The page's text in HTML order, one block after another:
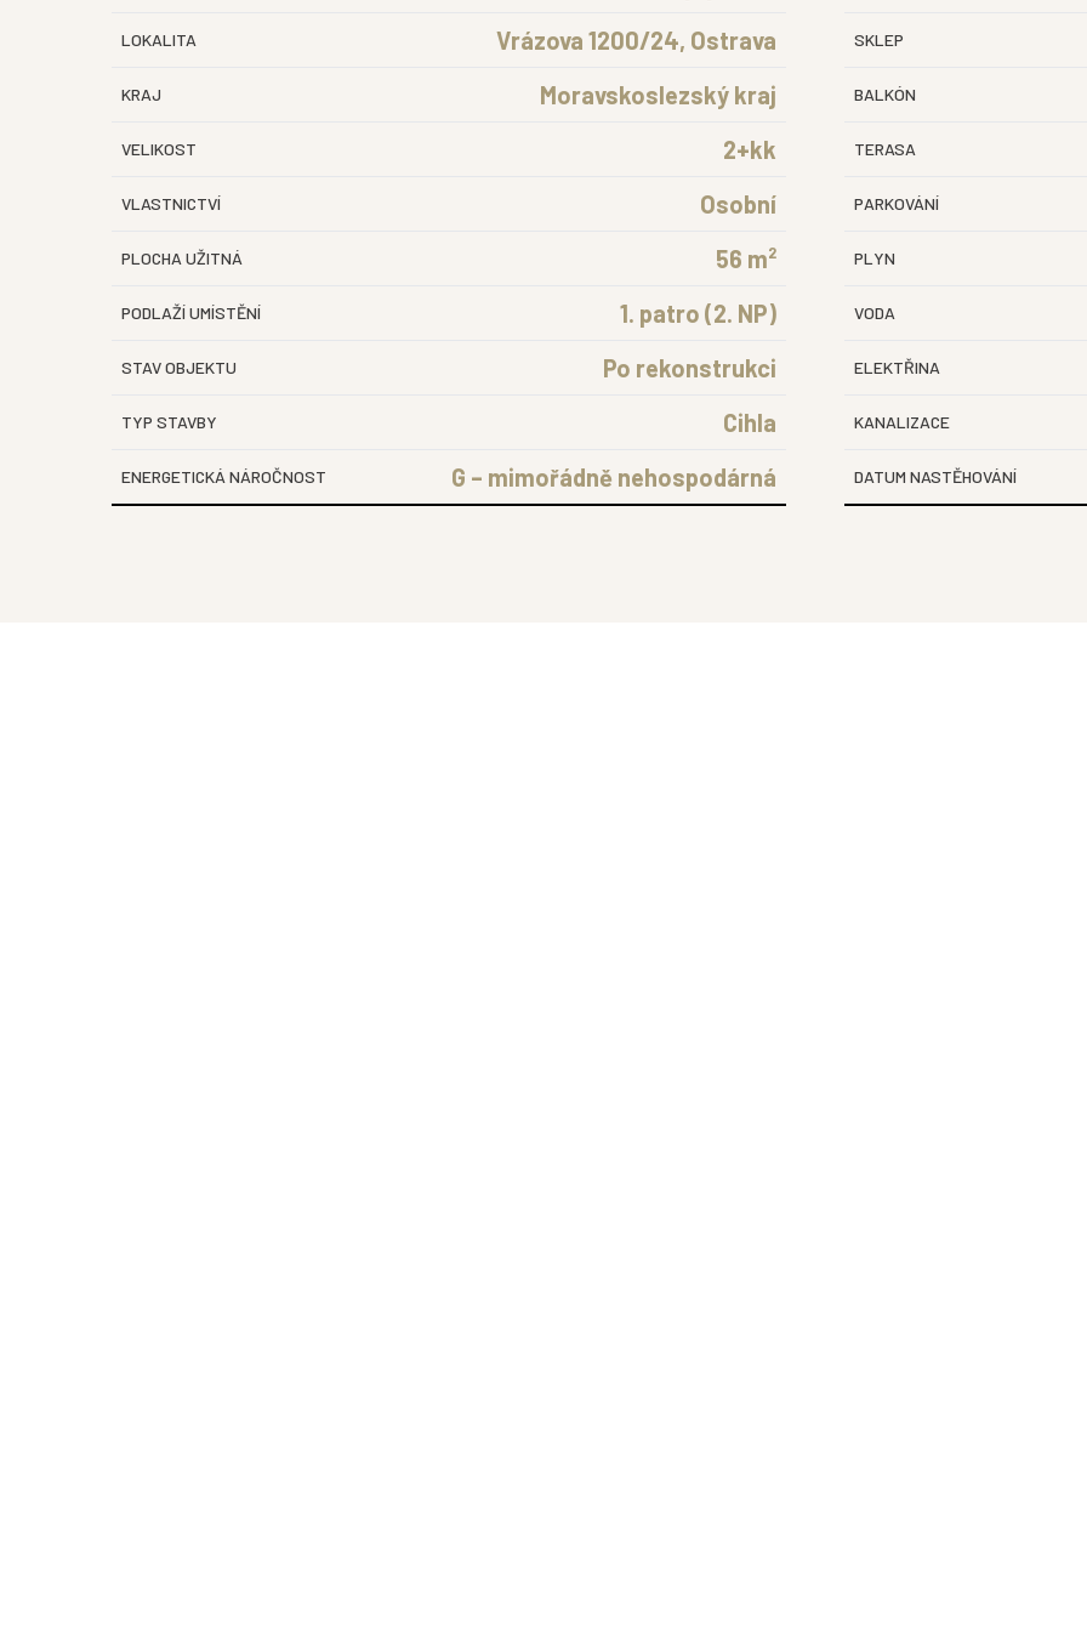
LOKALITA Vrázova 1200/24, Ostrava
KRAJ Moravskoslezský kraj
VELIKOST 2+kk
VLASTNICTVÍ Osobní
PLOCHA UŽITNÁ 56 m²
PODLAŽÍ UMÍSTĚNÍ 1. patro (2. NP)
STAV OBJEKTU Po rekonstrukci
TYP STAVBY Cihla
ENERGETICKÁ NÁROČNOST G – mimořádně nehospodárná
SKLEP
BALKÓN
TERASA
PARKOVÁNÍ
PLYN
VODA
ELEKTŘINA
KANALIZACE
DATUM NASTĚHOVÁNÍ